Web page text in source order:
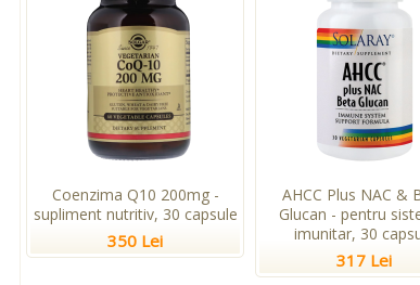
Coenzima Q10 200mg -
supliment nutritiv, 30 capsule
350 Lei
AHCC Plus NAC &
Glucan - pentru
imunitar, 30
317 Lei